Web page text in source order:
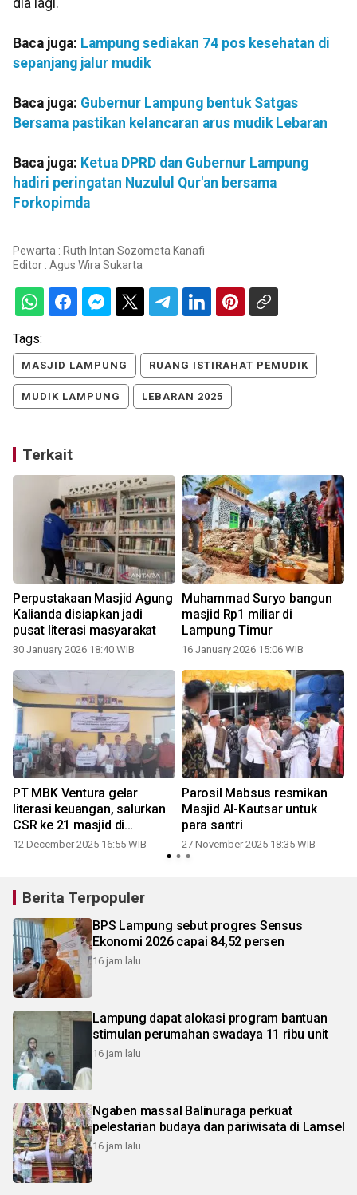
Baca juga: Lampung sediakan 74 pos kesehatan di
sepanjang jalur mudik
Baca juga: Gubernur Lampung bentuk Satgas
Bersama pastikan kelancaran arus mudik Lebaran
Baca juga: Ketua DPRD dan Gubernur Lampung
hadiri peringatan Nuzulul Qur'an bersama
Forkopimda
Pewarta : Ruth Intan Sozometa Kanafi
Editor : Agus Wira Sukarta
Tags:
MASJID LAMPUNG RUANG ISTIRAHAT PEMUDIK
MUDIK LAMPUNG LEBARAN 2025
Terkait
Perpustakaan Masjid Agung
Kalianda disiapkan jadi
pusat literasi masyarakat
30 January 2026 18:40 WIB
Muhammad Suryo bangun
masjid Rp1 miliar di
Lampung Timur
16 January 2026 15:06 WIB
PT MBK Ventura gelar
literasi keuangan, salurkan
CSR ke 21 masjid di
Labuhan Maringgai
12 December 2025 16:55 WIB
Parosil Mabsus resmikan
Masjid Al-Kautsar untuk
para santri
27 November 2025 18:35 WIB
Berita Terpopuler
BPS Lampung sebut progres Sensus
Ekonomi 2026 capai 84,52 persen
16 jam lalu
Lampung dapat alokasi program bantuan
stimulan perumahan swadaya 11 ribu unit
16 jam lalu
Ngaben massal Balinuraga perkuat
pelestarian budaya dan pariwisata di Lamsel
16 jam lalu